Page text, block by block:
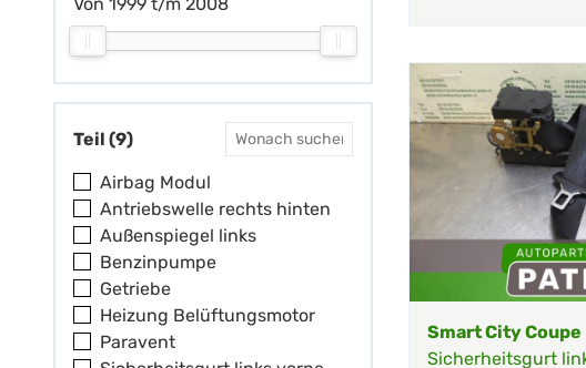
Teil (9)
Airbag Modul
Antriebswelle rechts hinten
Außenspiegel links
Benzinpumpe
Getriebe
Heizung Belüftungsmotor
Paravent
Smart City Coupe
Sicherheitsgurt